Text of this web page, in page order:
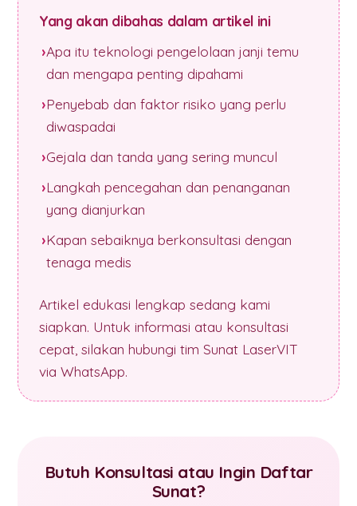
Yang akan dibahas dalam artikel ini
Apa itu teknologi pengelolaan janji temu
dan mengapa penting dipahami
Penyebab dan faktor risiko yang perlu
diwaspadai
Gejala dan tanda yang sering muncul
Langkah pencegahan dan penanganan
yang dianjurkan
Kapan sebaiknya berkonsultasi dengan
tenaga medis
Artikel edukasi lengkap sedang kami
siapkan. Untuk informasi atau konsultasi
cepat, silakan hubungi tim Sunat LaserVIT
via WhatsApp.
Butuh Konsultasi atau Ingin Daftar
Sunat?